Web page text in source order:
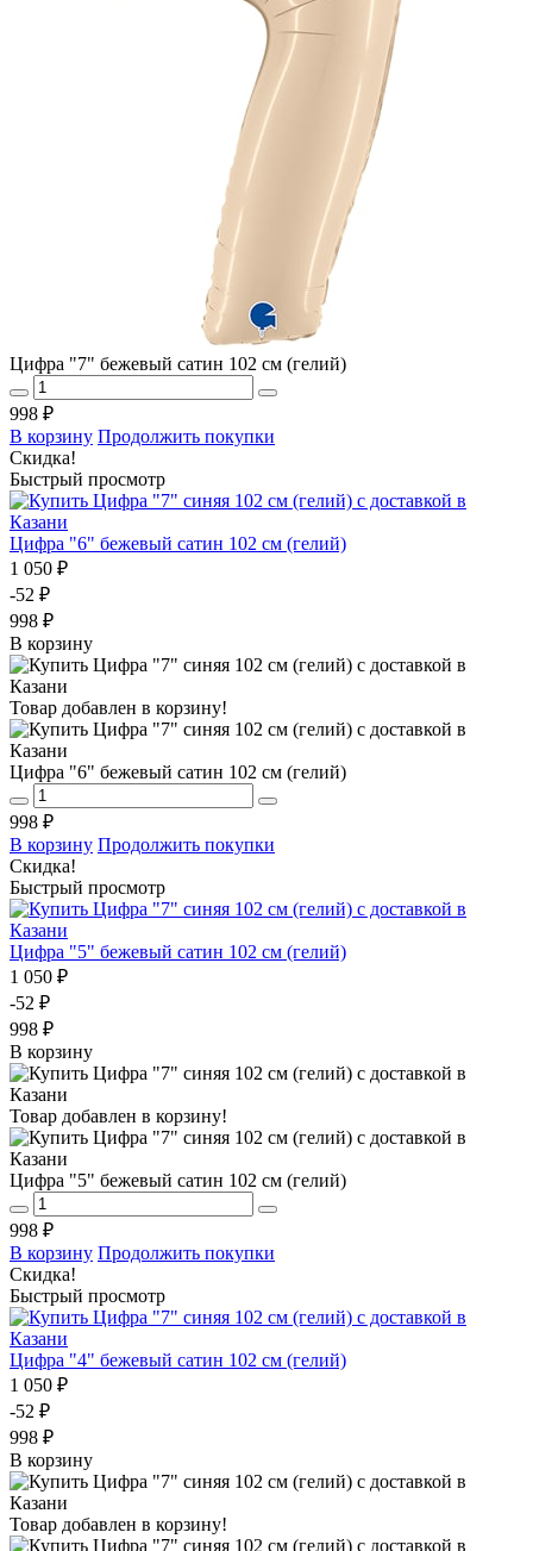
Цифра "7" бежевый сатин 102 см (гелий)
998 ₽
В корзину Продолжить покупки
Скидка!
Быстрый просмотр
Цифра "6" бежевый сатин 102 см (гелий)
1 050 ₽
-52 ₽
998 ₽
В корзину
Товар добавлен в корзину!
Цифра "6" бежевый сатин 102 см (гелий)
998 ₽
В корзину Продолжить покупки
Скидка!
Быстрый просмотр
Цифра "5" бежевый сатин 102 см (гелий)
1 050 ₽
-52 ₽
998 ₽
В корзину
Товар добавлен в корзину!
Цифра "5" бежевый сатин 102 см (гелий)
998 ₽
В корзину Продолжить покупки
Скидка!
Быстрый просмотр
Цифра "4" бежевый сатин 102 см (гелий)
1 050 ₽
-52 ₽
998 ₽
В корзину
Товар добавлен в корзину!